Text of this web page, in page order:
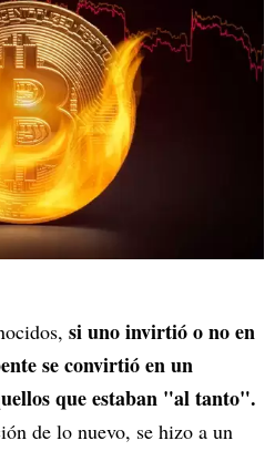
si uno invirtió o no en
se convirtió en un
que estaban "al tanto".
de lo nuevo, se hizo a un